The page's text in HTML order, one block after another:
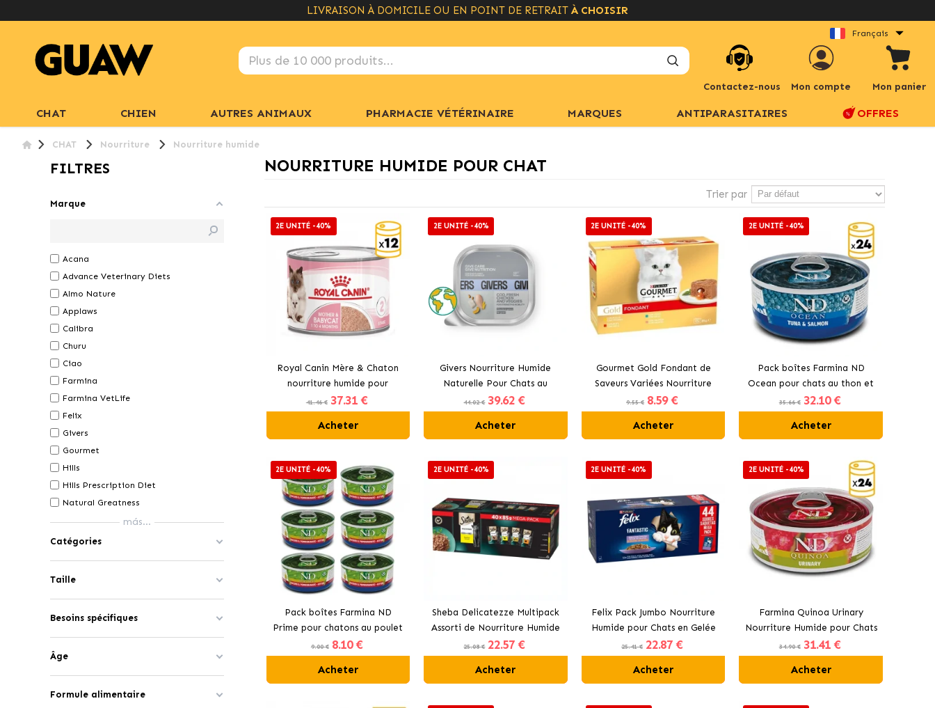
LIVRAISON GRATUITE À PARTIR DE 49€+ INFO
Français
Contactez-nous Mon compte Mon panier
CHAT CHIEN AUTRES ANIMAUX PHARMACIE VÉTÉRINAIRE MARQUES ANTIPARASITAIRES OFFRES
CHAT Nourriture Nourriture humide
FILTRES
Marque
Acana
Advance Veterinary Diets
Almo Nature
Applaws
Calibra
Churu
Ciao
Farmina
Farmina VetLife
Felix
Givers
Gourmet
Hills
Hills Prescription Diet
Natural Greatness
más...
Catégories
Taille
Besoins spécifiques
Âge
Formule alimentaire
NOURRITURE HUMIDE POUR CHAT
Trier par
2E UNITÉ -40%
Royal Canin Mère & Chaton
nourriture humide pour
chatons et chats allaitantes
41.46 € 37.31 €
Acheter
2E UNITÉ -40%
Givers Nourriture Humide
Naturelle Pour Chats au
Morue, Poulet et Légumes
44.02 € 39.62 €
Acheter
2E UNITÉ -40%
Gourmet Gold Fondant de
Saveurs Variées Nourriture
Humaine pour Chats
9.55 € 8.59 €
Acheter
2E UNITÉ -40%
Pack boîtes Farmina ND
Ocean pour chats au thon et
au saumon
35.66 € 32.10 €
Acheter
2E UNITÉ -40%
Pack boîtes Farmina ND
Prime pour chatons au poulet
et à la grenade
9.00 € 8.10 €
Acheter
2E UNITÉ -40%
Sheba Delicatezze Multipack
Assorti de Nourriture Humide
en Gelée pour Chats Sélection
de Volailles
25.08 € 22.57 €
Acheter
2E UNITÉ -40%
Felix Pack Jumbo Nourriture
Humide pour Chats en Gelée
Bœuf, Poulet, Saumon et Thon
25.41 € 22.87 €
Acheter
2E UNITÉ -40%
Farmina Quinoa Urinary
Nourriture Humide pour Chats
34.90 € 31.41 €
Acheter